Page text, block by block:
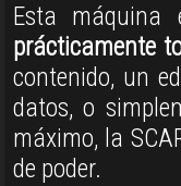
Esta máquina
prácticamente
contenido, un
datos, o
máximo, la
de poder.